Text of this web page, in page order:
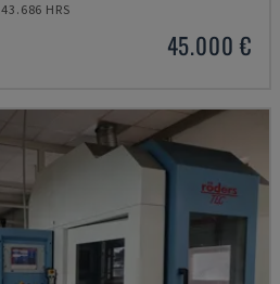
43.686 HRS
45.000 €